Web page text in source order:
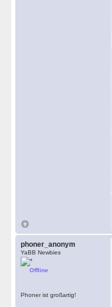
phoner_anonym
YaBB Newbies
Offline
Phoner ist großartig!